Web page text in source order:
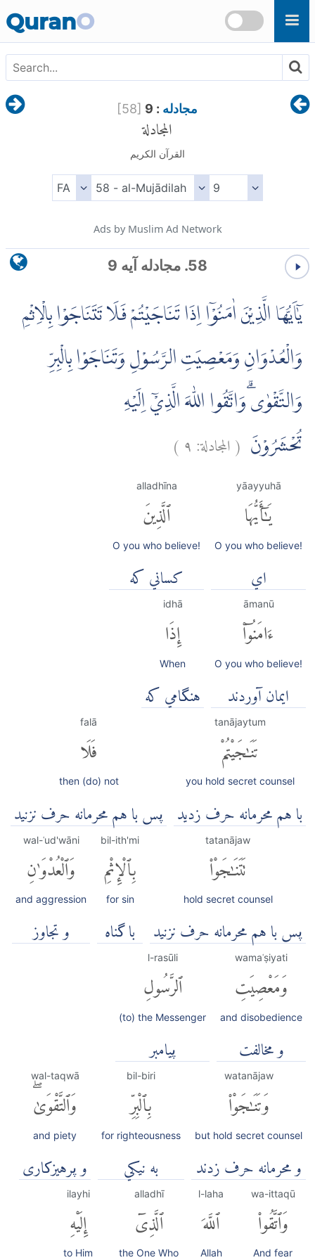
QuranO
[58] مجادله : 9
المجادلة
القرآن الكريم
Ads by Muslim Ad Network
58. مجادله آیه 9
يٰٓاَيُّهَا الَّذِيْنَ اٰمَنُوْٓا اِذَا تَنَاجَيْتُمْ فَلَا تَتَنَاجَوْا بِالْاِثْمِ
وَالْعُدْوَانِ وَمَعْصِيَتِ الرَّسُوْلِ وَتَنَاجَوْا بِالْبِرِّ
وَالتَّقْوٰىۗ وَاتَّقُوا اللّٰهَ الَّذِيْٓ اِلَيْهِ
تُحْشَرُوْنَ (المجادلة:٩)
yāayyuhā
يَٰٓأَيُّهَا
O you who believe!
اي
alladhīna
ٱلَّذِينَ
O you who believe!
كساني كه
āmanū
ءَامَنُوٓا۟
O you who believe!
ايمان آوردند
idhā
إِذَا
When
هنگامي كه
tanājaytum
تَنَٰجَيْتُمْ
you hold secret counsel
با هم محرمانه حرف زدید
falā
فَلَا
then (do) not
پس با هم محرمانه حرف نزنید
tatanājaw
تَتَنَٰجَوْا۟
hold secret counsel
پس با هم محرمانه حرف نزنید
bil-ith'mi
بِٱلْإِثْمِ
for sin
با گناه
wal-ʿud'wāni
وَٱلْعُدْوَٰنِ
and aggression
و تجاوز
wamaʿṣiyati
وَمَعْصِيَتِ
and disobedience
و مخالفت
l-rasūli
ٱلرَّسُولِ
(to) the Messenger
پيامبر
watanājaw
وَتَنَٰجَوْا۟
but hold secret counsel
و محرمانه حرف زدند
bil-biri
بِٱلْبِرِّ
for righteousness
به نيكي
wal-taqwā
وَٱلتَّقْوَىٰۖ
and piety
و پرهیزکاری
wa-ittaqū
وَٱتَّقُوا۟
And fear
l-laha
ٱللَّهَ
Allah
alladhī
ٱلَّذِىٓ
the One Who
ilayhi
إِلَيْهِ
to Him